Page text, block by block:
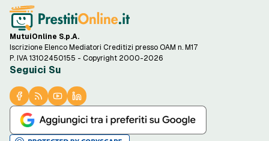
MutuiOnline S.p.A.
Iscrizione Elenco Mediatori Creditizi presso OAM n. M17
P. IVA 13102450155 - Copyright 2000-2026
Seguici Su